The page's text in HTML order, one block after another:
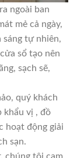
ngoài ban
mẻ cả ngày,
sáng tự nhiên,
sổ tạo nên
sạch sẽ,
quý khách
khẩu vị , đồ
hoạt động giải
sạn.